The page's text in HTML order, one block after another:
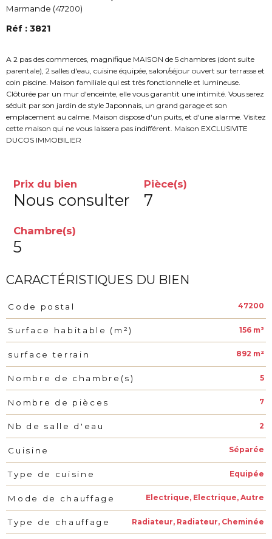
Marmande (47200)
Réf : 3821
A 2 pas des commerces, magnifique MAISON de 5 chambres (dont suite
parentale), 2 salles d'eau, cuisine équipée, salon/séjour ouvert sur terrasse et
coin piscine. Maison familiale qui est très fonctionnelle et lumineuse.
Clôturée par un mur d'enceinte, elle vous garantit une intimité. Vous serez
séduit par son jardin de style Japonnais, un grand garage et son
emplacement au calme. Maison dispose d'un puits, et d'une alarme. Visitez
cette maison qui ne vous laissera pas indifférent. Maison EXCLUSIVITE
DUCOS IMMOBILIER
Prix du bien
Nous consulter
Pièce(s)
7
Chambre(s)
5
CARACTÉRISTIQUES DU BIEN
Caractéristiques Valeurs
Code postal 47200
Surface habitable (m²) 156 m²
surface terrain 892 m²
Nombre de chambre(s) 5
Nombre de pièces 7
Nb de salle d'eau 2
Cuisine Séparée
Type de cuisine Equipée
Mode de chauffage Electrique, Electrique, Autre
Type de chauffage Radiateur, Radiateur, Cheminée